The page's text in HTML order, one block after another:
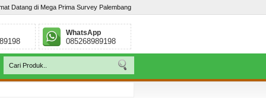
Datang di Mega Prima Survey Palembang
WhatsApp
085268989198